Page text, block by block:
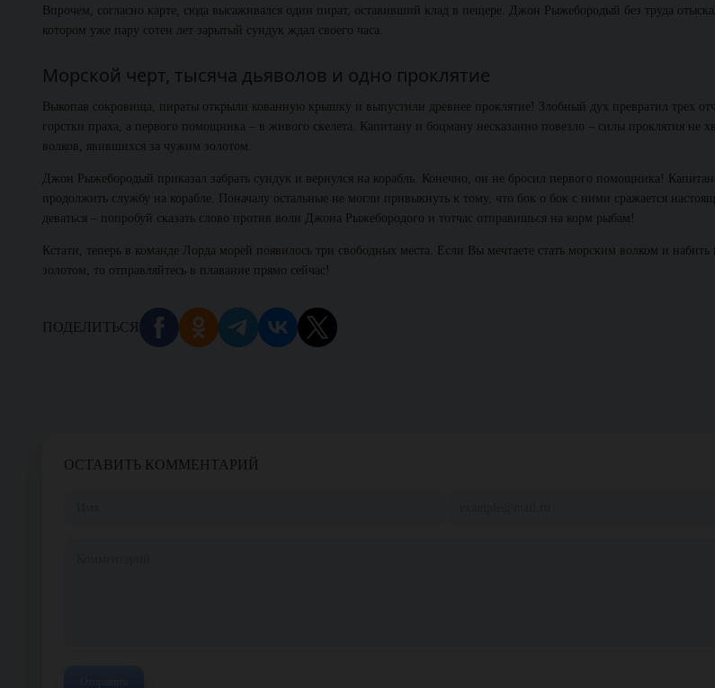
Впрочем, согласно карте, сюда высаживался один пират, оставивший клад в пещере. Джон Рыжебородый без труда
котором уже пару сотен лет зарытый сундук ждал своего часа.
Морской черт, тысяча дьяволов и одно проклятие
Выкопав сокровища, пираты открыли кованную крышку и выпустили древнее проклятие! Злобный дух превратил трех
горстки праха, а первого помощника – в живого скелета. Капитану и боцману несказанно повезло – силы проклятия не
волков, явившихся за чужим золотом.
Джон Рыжебородый приказал забрать сундук и вернулся на корабль. Конечно, он не бросил первого помощника!
продолжить службу на корабле. Поначалу остальные не могли привыкнуть к тому, что бок о бок с ними сражается
деваться – попробуй сказать слово против воли Джона Рыжебородого и тотчас отправишься на корм рыбам!
Кстати, теперь в команде Лорда морей появилось три свободных места. Если Вы мечтаете стать морским волком и
золотом, то отправляйтесь в плавание прямо сейчас!
ПОДЕЛИТЬСЯ
ОСТАВИТЬ КОММЕНТАРИЙ